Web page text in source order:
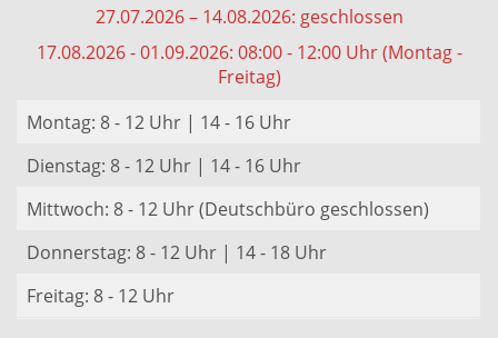
27.07.2026 – 14.08.2026: geschlossen
17.08.2026 - 01.09.2026: 08:00 - 12:00 Uhr (Montag -
Freitag)
Montag: 8 - 12 Uhr | 14 - 16 Uhr
Dienstag: 8 - 12 Uhr | 14 - 16 Uhr
Mittwoch: 8 - 12 Uhr (Deutschbüro geschlossen)
Donnerstag: 8 - 12 Uhr | 14 - 18 Uhr
Freitag: 8 - 12 Uhr